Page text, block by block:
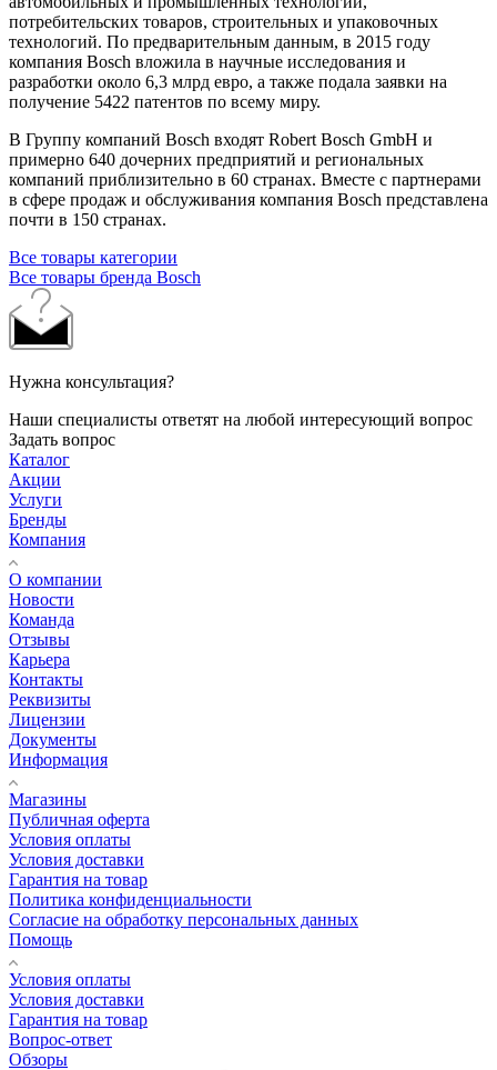
потребительских товаров, строительных и упаковочных
технологий. По предварительным данным, в 2015 году
компания Bosch вложила в научные исследования и
разработки около 6,3 млрд евро, а также подала заявки на
получение 5422 патентов по всему миру.
В Группу компаний Bosch входят Robert Bosch GmbH и
примерно 640 дочерних предприятий и региональных
компаний приблизительно в 60 странах. Вместе с партнерами
в сфере продаж и обслуживания компания Bosch представлена
почти в 150 странах.
Все товары категории
Все товары бренда Bosch
Нужна консультация?
Наши специалисты ответят на любой интересующий вопрос
Задать вопрос
Каталог
Акции
Услуги
Бренды
Компания
О компании
Новости
Команда
Отзывы
Карьера
Контакты
Реквизиты
Лицензии
Документы
Информация
Магазины
Публичная оферта
Условия оплаты
Условия доставки
Гарантия на товар
Политика конфиденциальности
Согласие на обработку персональных данных
Помощь
Условия оплаты
Условия доставки
Гарантия на товар
Вопрос-ответ
Обзоры